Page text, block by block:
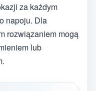
za każdym
napoju. Dla
rozwiązaniem mogą
lub